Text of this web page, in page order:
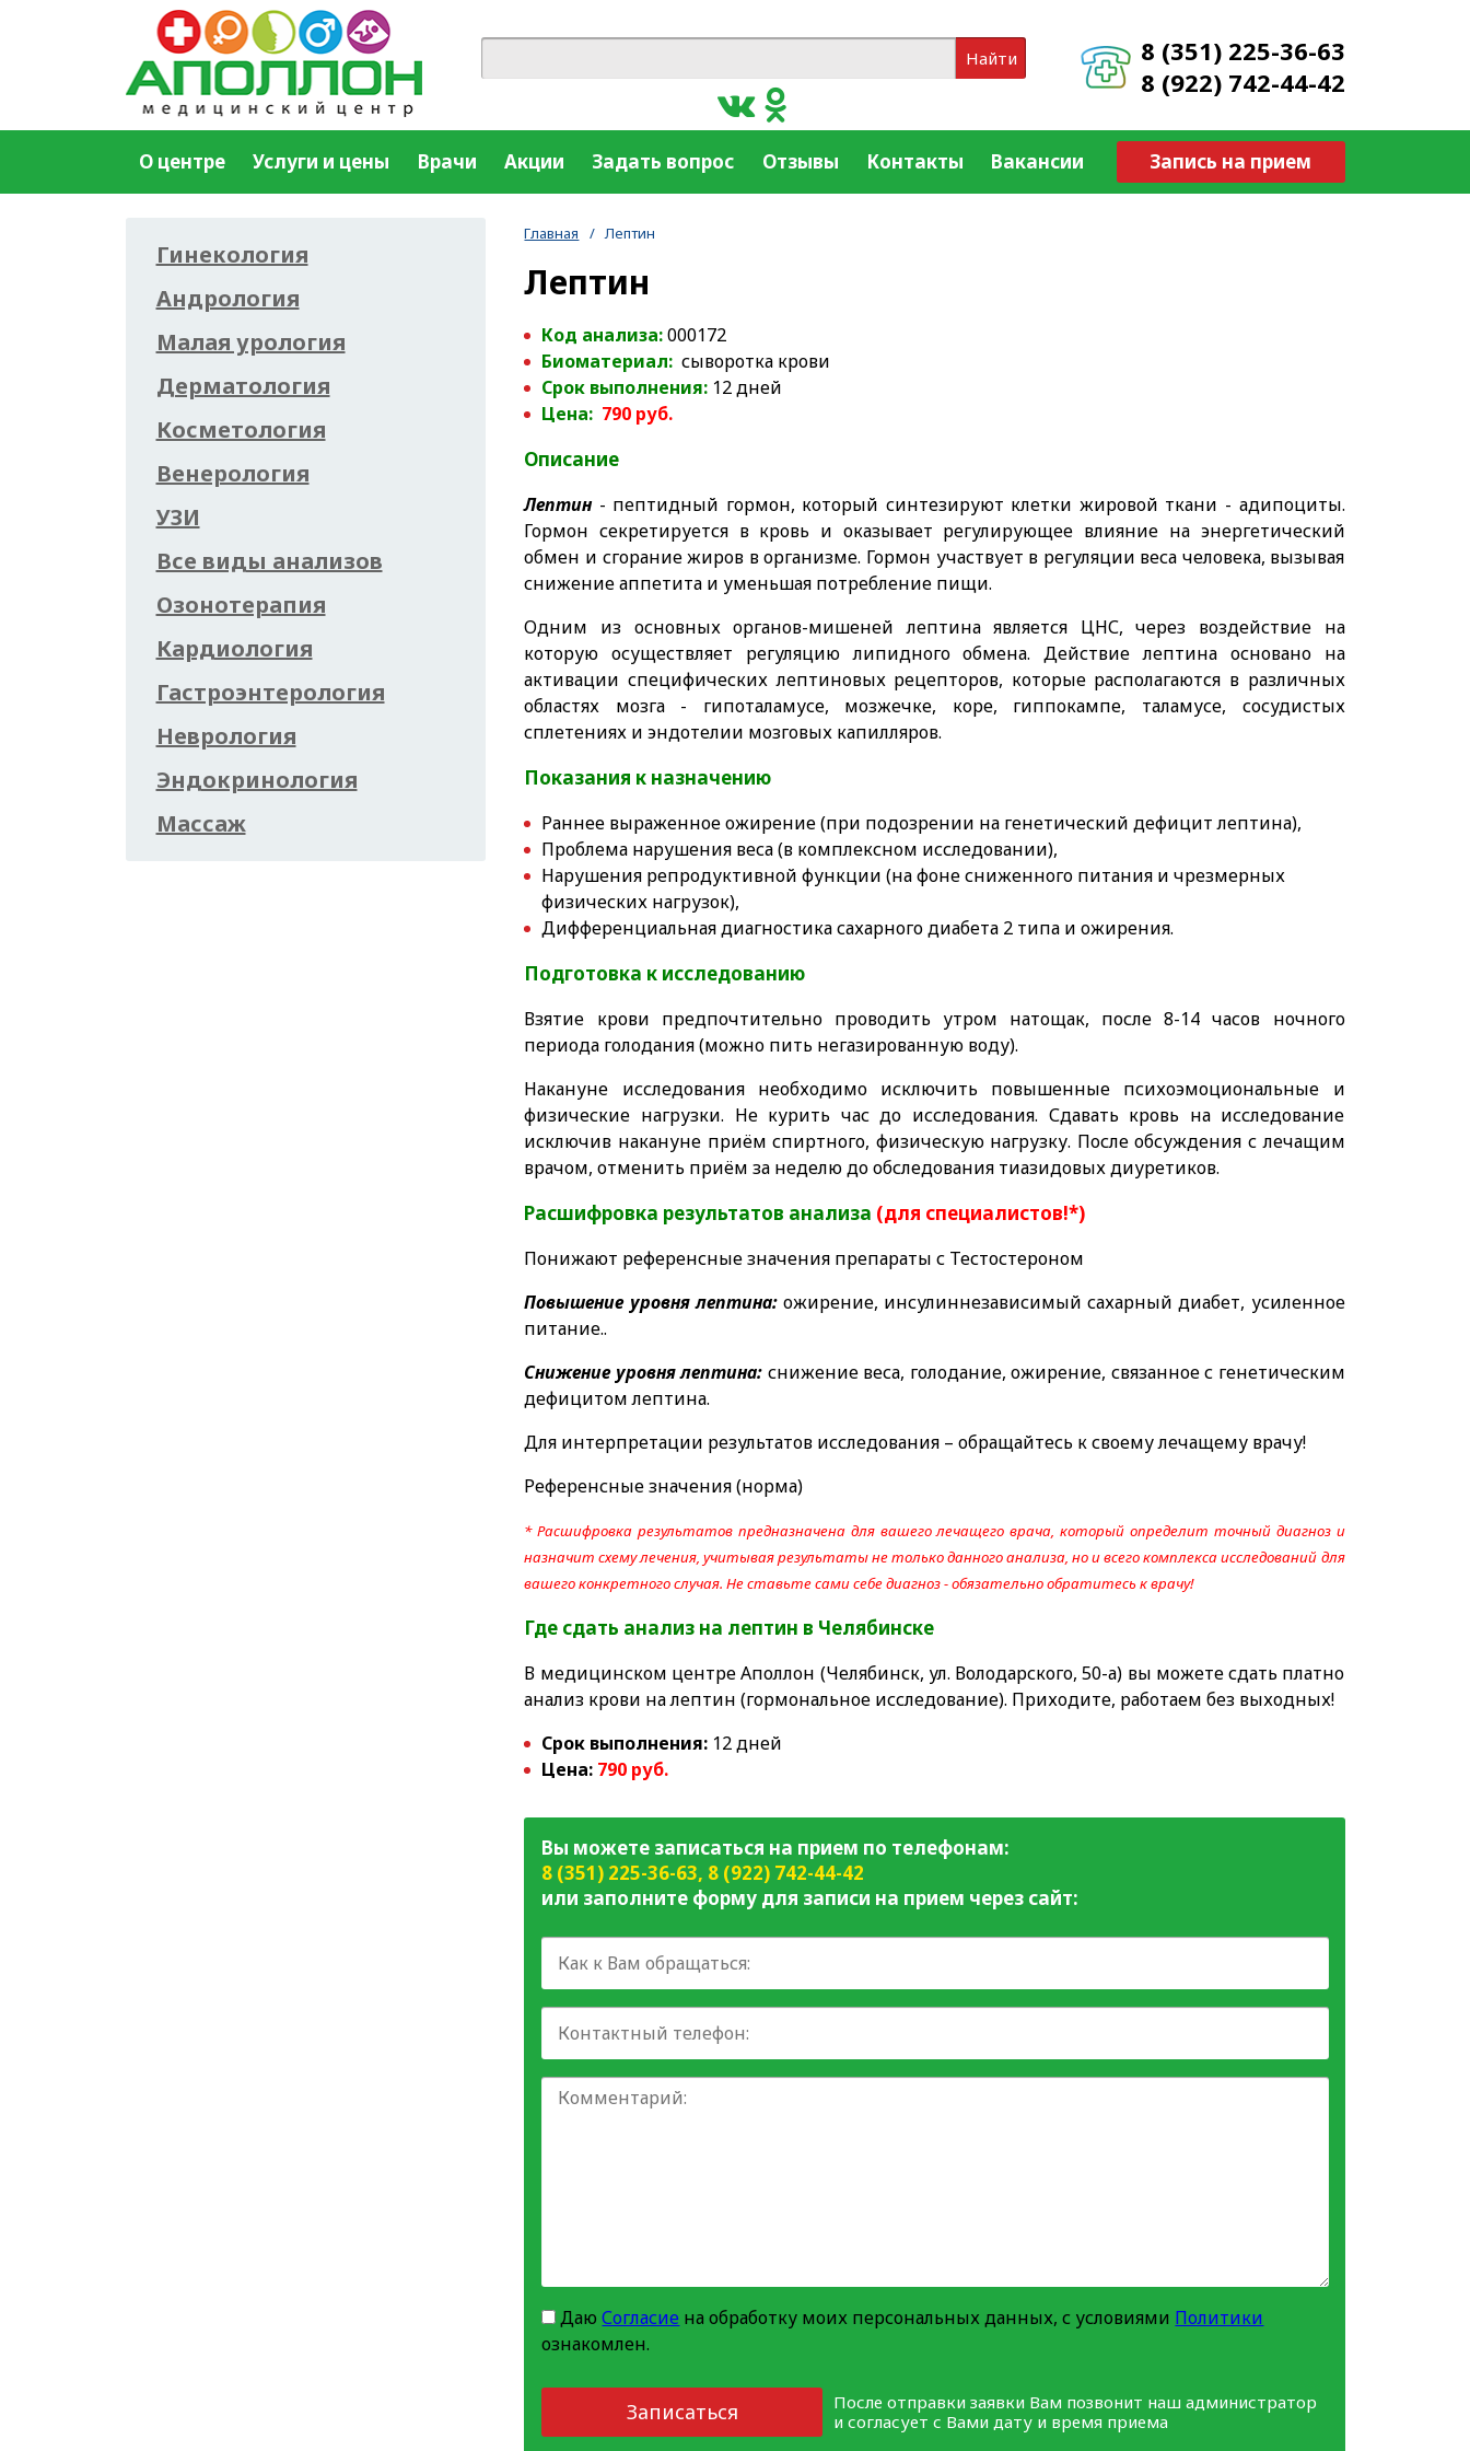
8 (351) 225-36-63
8 (922) 742-44-42
Найти
Запись на прием
О центре Услуги и цены Врачи Акции Задать вопрос Отзывы Контакты Вакансии
Главная / Лептин
Лептин
Код анализа:000172
Биоматериал: сыворотка крови
Срок выполнения: 12 дней
Цена: 790 руб.
Описание
Лептин- пептидный гормон, который синтезируют клетки жировой ткани - адипоциты.
Гормон секретируется в кровь и оказывает регулирующее влияние на энергетический
обмен и сгорание жиров в организме. Гормон участвует в регуляции веса человека, вызывая
снижение аппетита и уменьшая потребление пищи.
Одним из основных органов-мишеней лептина является ЦНС, через воздействие на
которую осуществляет регуляцию липидного обмена. Действие лептина основано на
активации специфических лептиновых рецепторов, которые располагаются в различных
областях мозга - гипоталамусе, мозжечке, коре, гиппокампе, таламусе, сосудистых
сплетениях и эндотелии мозговых капилляров.
Показания к назначению
Раннее выраженное ожирение (при подозрении на генетический дефицит лептина),
Проблема нарушения веса (в комплексном исследовании),
Нарушения репродуктивной функции (на фоне сниженного питания и чрезмерных
физических нагрузок),
Дифференциальная диагностика сахарного диабета 2 типа и ожирения.
Подготовка к исследованию
Взятие крови предпочтительно проводить утром натощак, после 8-14 часов ночного
периода голодания (можно пить негазированную воду).
Накануне исследования необходимо исключить повышенные психоэмоциональные и
физические нагрузки. Не курить час до исследования. Сдавать кровь на исследование
исключив накануне приём спиртного, физическую нагрузку. После обсуждения с лечащим
врачом, отменить приём за неделю до обследования тиазидовых диуретиков.
Расшифровка результатов анализа (для специалистов!*)
Понижают референсные значения препараты с Тестостероном
Повышение уровня лептина:ожирение, инсулиннезависимый сахарный диабет, усиленное
питание..
Снижение уровня лептина: снижение веса, голодание, ожирение, связанное с генетическим
дефицитом лептина.
Для интерпретации результатов исследования – обращайтесь к своему лечащему врачу!
Референсные значения (норма)
* Расшифровка результатов предназначена для вашего лечащего врача, который определит точный диагноз и
назначит схему лечения, учитывая результаты не только данного анализа, но и всего комплекса исследований для
вашего конкретного случая. Не ставьте сами себе диагноз - обязательно обратитесь к врачу!
Где сдать анализ на лептин в Челябинске
В медицинском центре Аполлон (Челябинск, ул. Володарского, 50-а) вы можете сдать платно
анализ крови на лептин (гормональное исследование). Приходите, работаем без выходных!
Срок выполнения: 12 дней
Цена: 790 руб.
Вы можете записаться на прием по телефонам:
8 (351) 225-36-63, 8 (922) 742-44-42
или заполните форму для записи на прием через сайт:
ДаюСогласие на обработку моих персональных данных, с условиями Политики
ознакомлен.
Записаться
После отправки заявки Вам позвонит наш администратор
и согласует с Вами дату и время приема
Гинекология
Андрология
Малая урология
Дерматология
Косметология
Венерология
УЗИ
Все виды анализов
Озонотерапия
Кардиология
Гастроэнтерология
Неврология
Эндокринология
Массаж